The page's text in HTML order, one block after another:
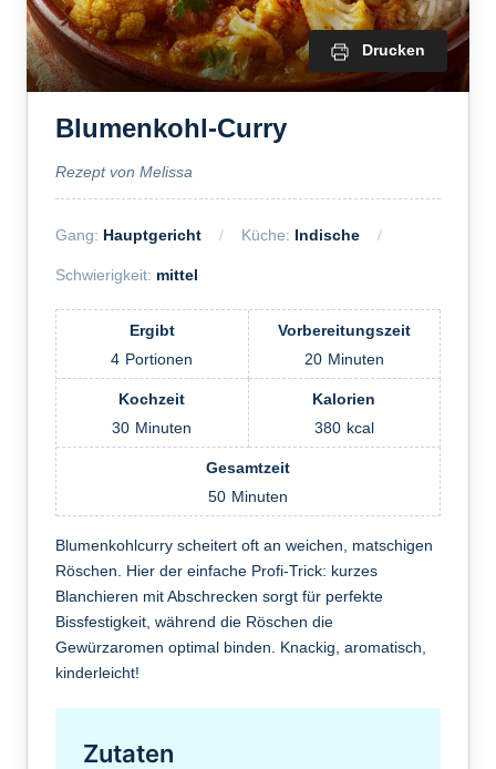
Drucken
Blumenkohl-Curry
Rezept von Melissa
Gang: Hauptgericht Küche: Indische
Schwierigkeit: mittel
Ergibt
4 Portionen
Vorbereitungszeit
20 Minuten
Kochzeit
30 Minuten
Kalorien
380 kcal
Gesamtzeit
50 Minuten
Blumenkohlcurry scheitert oft an weichen, matschigen
Röschen. Hier der einfache Profi-Trick: kurzes
Blanchieren mit Abschrecken sorgt für perfekte
Bissfestigkeit, während die Röschen die
Gewürzaromen optimal binden. Knackig, aromatisch,
kinderleicht!
Zutaten